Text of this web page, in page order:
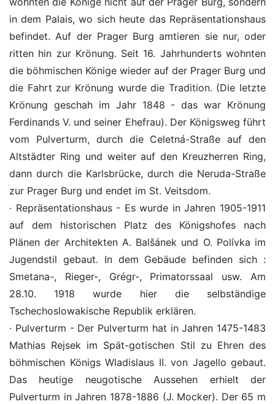
in dem Palais, wo sich heute das Repräsentationshaus
befindet. Auf der Prager Burg amtieren sie nur, oder
ritten hin zur Krönung. Seit 16. Jahrhunderts wohnten
die böhmischen Könige wieder auf der Prager Burg und
die Fahrt zur Krönung wurde die Tradition. (Die letzte
Krönung geschah im Jahr 1848 - das war Krönung
Ferdinands V. und seiner Ehefrau). Der Königsweg führt
vom Pulverturm, durch die Celetná-Straße auf den
Altstädter Ring und weiter auf den Kreuzherren Ring,
dann durch die Karlsbrücke, durch die Neruda-Straße
zur Prager Burg und endet im St. Veitsdom.
· Repräsentationshaus - Es wurde in Jahren 1905-1911
auf dem historischen Platz des Königshofes nach
Plänen der Architekten A. Balšánek und O. Polívka im
Jugendstil gebaut. In dem Gebäude befinden sich :
Smetana-, Rieger-, Grégr-, Primatorssaal usw. Am
28.10. 1918 wurde hier die selbständige
Tschechoslowakische Republik erklären.
· Pulverturm - Der Pulverturm hat in Jahren 1475-1483
Mathias Rejsek im Spät-gotischen Stil zu Ehren des
böhmischen Königs Wladislaus II. von Jagello gebaut.
Das heutige neugotische Aussehen erhielt der
Pulverturm in Jahren 1878-1886 (J. Mocker). Der 65 m